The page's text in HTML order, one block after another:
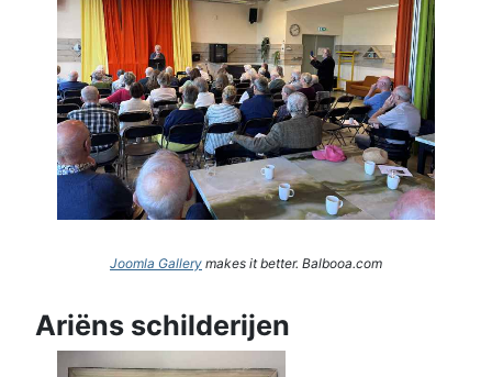
Joomla Gallery makes it better. Balbooa.com
Ariëns schilderijen